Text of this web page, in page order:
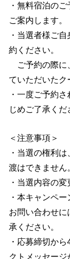
・無料宿泊の
ご案内します。
・当選者様ご
約ください。
ご予約の際に
ていただいた
・一度ご予約
じめご了承くだ
＜注意事項＞
・当選の権利
渡はできません
・当選内容の
・本キャンペ
お問い合わせに
承ください。
・応募締切か
クトメッセー